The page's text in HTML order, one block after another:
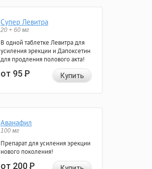
Супер Левитра
20 + 60 мг
В одной таблетке Левитра для
усиления эрекции и Дапоксетин
для продления полового акта!
от 95Р Купить
Аванафил
100 мг
Препарат для усиления эрекции
нового поколения!
от 200Р